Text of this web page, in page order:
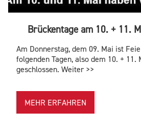
Brückentage am 10. + 11.
Am Donnerstag, dem 09. Mai ist
folgenden Tagen, also dem 10. + 11.
geschlossen. Weiter >>
MEHR ERFAHREN